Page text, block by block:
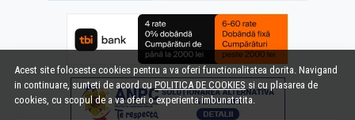
Acest site foloseste cookies pentru a va oferi functionalitatea dorita. Navigand
in continuare, sunteti de acord cuPOLITICA DE COOKIES si cu plasarea de
cookies, cu scopul de a va oferi o experienta imbunatatita.